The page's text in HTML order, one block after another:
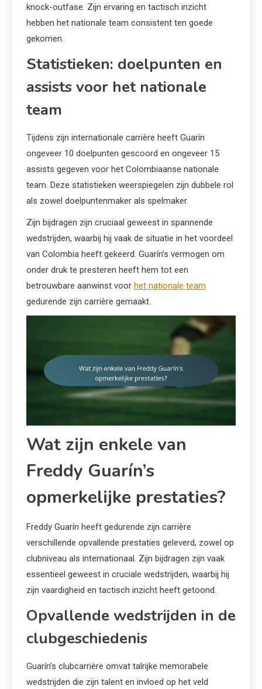
knock-outfase. Zijn ervaring en tactisch inzicht
hebben het nationale team consistent ten goede
gekomen.
Statistieken: doelpunten en
assists voor het nationale
team
Tijdens zijn internationale carrière heeft Guarín
ongeveer 10 doelpunten gescoord en ongeveer 15
assists gegeven voor het Colombiaanse nationale
team. Deze statistieken weerspiegelen zijn dubbele rol
als zowel doelpuntenmaker als spelmaker.
Zijn bijdragen zijn cruciaal geweest in spannende
wedstrijden, waarbij hij vaak de situatie in het voordeel
van Colombia heeft gekeerd. Guarín’s vermogen om
onder druk te presteren heeft hem tot een
betrouwbare aanwinst voor het nationale team
gedurende zijn carrière gemaakt.
Wat zijn enkele van
Freddy Guarín’s
opmerkelijke prestaties?
Freddy Guarín heeft gedurende zijn carrière
verschillende opvallende prestaties geleverd, zowel op
clubniveau als internationaal. Zijn bijdragen zijn vaak
essentieel geweest in cruciale wedstrijden, waarbij hij
zijn vaardigheid en tactisch inzicht heeft getoond.
Opvallende wedstrijden in de
clubgeschiedenis
Guarín’s clubcarrière omvat talrijke memorabele
wedstrijden die zijn talent en invloed op het veld